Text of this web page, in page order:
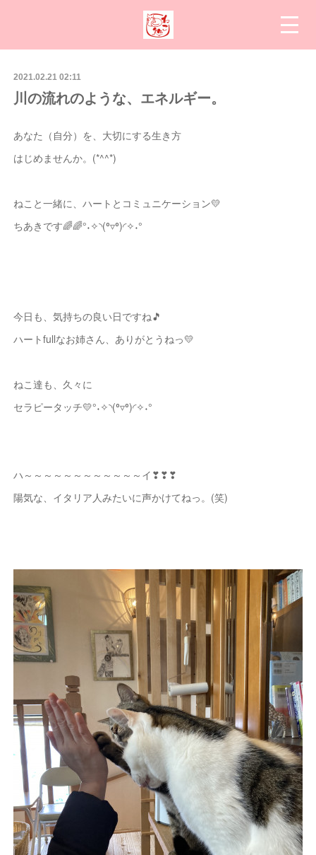
2021.02.21 02:11
川の流れのような、エネルギー。
あなた（自分）を、大切にする生き方
はじめませんか。(*^^*)
ねこと一緒に、ハートとコミュニケーション💛
ちあきです🌈🌈°˖✧◝(⁰▿⁰)◜✧˖°
今日も、気持ちの良い日ですね🎵
ハートfullなお姉さん、ありがとうねっ💛
ねこ達も、久々に
セラピータッチ💛°˖✧◝(⁰▿⁰)◜✧˖°
ハ～～～～～～～～～～～～イ❣❣❣
陽気な、イタリア人みたいに声かけてねっ。(笑)